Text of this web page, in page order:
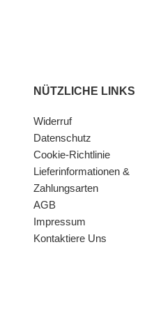
NÜTZLICHE LINKS
Widerruf
Datenschutz
Cookie-Richtlinie
Lieferinformationen &
Zahlungsarten
AGB
Impressum
Kontaktiere Uns